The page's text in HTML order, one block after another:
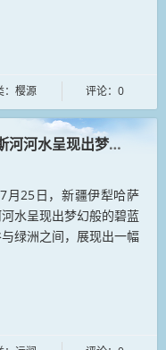
：樱源 评论：0
河河水呈现出梦幻般的
25日，新疆伊犁哈萨
水呈现出梦幻般的碧蓝
绿洲之间，展现出一幅
yingyuan.xyz #...